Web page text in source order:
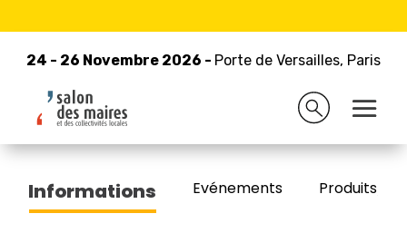
24 - 26 Novembre 2026 - Porte de Versailles, Paris
24 - 26 Novembre 2026 - Porte de Versailles, Paris
Retour à la liste des exposants
BIONATICS
Informations Evénements Produits/